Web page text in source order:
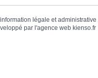
légale et administrative
par l'agence web kienso.fr